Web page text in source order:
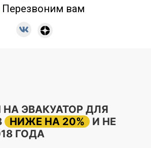
Перезвоним вам
ЭВАКУАТОР ДЛЯ
НИЖЕ НА 20%
И НЕ
ГОДА